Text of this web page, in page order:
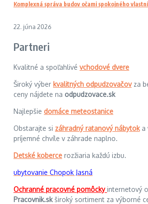
Komplexná správa budov očami spokojného
22. júna 2026
Partneri
Kvalitné a spoľahlivé vchodové dvere
Široký výber kvalitných odpudzovačovza
ceny nájdete na odpudzovace.sk
Najlepšie domáce meteostanice
Obstarajte si záhradný ratanový nábytoka
príjemné chvíle v záhrade naplno.
Detské koberce rozžiaria každú izbu.
ubytovanie Chopok Jasná
Ochranné pracovné pomôckyinternetový
Pracovnik.skširoký sortiment za výborné